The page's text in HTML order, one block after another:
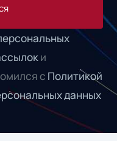
и
с Политикой
данных